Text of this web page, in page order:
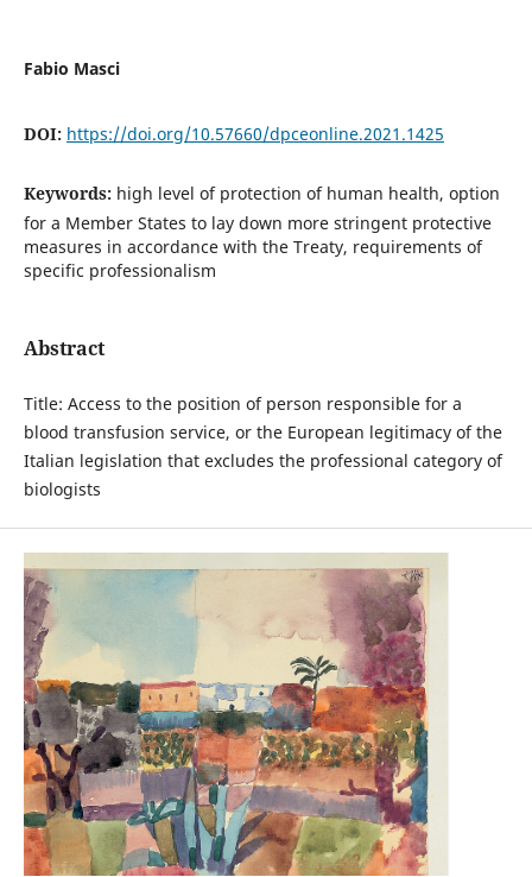
Fabio Masci
DOI: https://doi.org/10.57660/dpceonline.2021.1425
Keywords: high level of protection of human health, option
for a Member States to lay down more stringent protective
measures in accordance with the Treaty, requirements of
specific professionalism
Abstract
Title: Access to the position of person responsible for a
blood transfusion service, or the European legitimacy of the
Italian legislation that excludes the professional category of
biologists